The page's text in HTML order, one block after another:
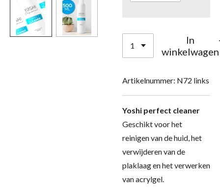
In
winkelwagen
Artikelnummer: N72 links
Yoshi perfect cleaner
Geschikt voor het
reinigen van de huid, het
verwijderen van de
plaklaag en het verwerken
van acrylgel.